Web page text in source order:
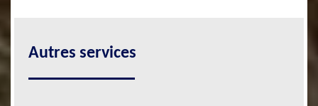
Autres services